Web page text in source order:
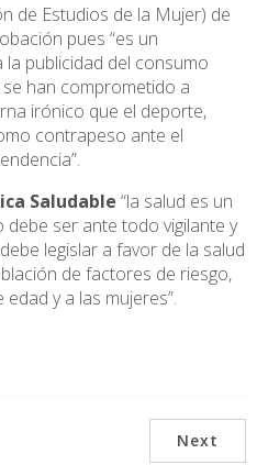
de Estudios de la Mujer) de
pues “es un
publicidad del consumo
han comprometido a
irónico que el deporte,
contrapeso ante el
Saludable “la salud es un
ser ante todo vigilante y
legislar a favor de la salud
de factores de riesgo,
y a las mujeres”.
Next